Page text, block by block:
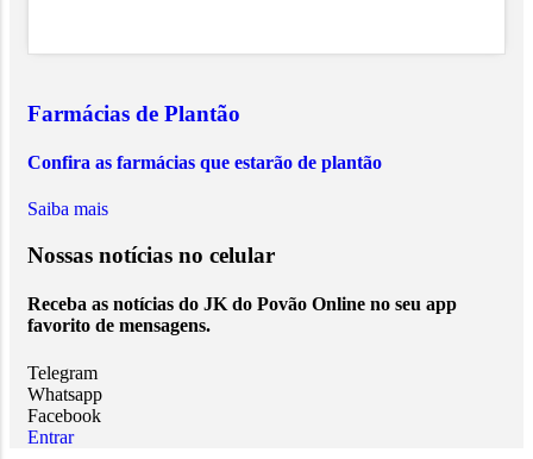
Farmácias de Plantão
Confira as farmácias que estarão de plantão
Saiba mais
Nossas notícias no celular
Receba as notícias do JK do Povão Online no seu app
favorito de mensagens.
Telegram
Whatsapp
Facebook
Entrar